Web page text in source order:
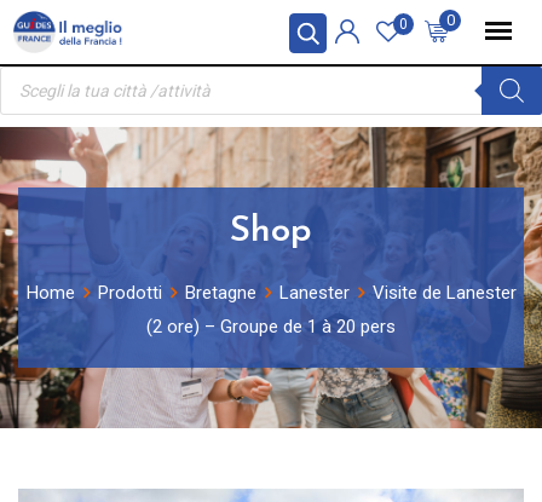
Pannello di gestione dei cookies
Skip
content
0
0
Ricerca
prodotti
Shop
Home Prodotti Bretagne Lanester
Visite de Lanester
(2 ore) – Groupe de 1 à 20 pers